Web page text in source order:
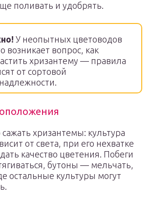
поливать и удобрять.
У неопытных цветоводов
возникает вопрос, как
хризантему — правила
от сортовой
хризантемы: культура
от света, при его нехватке
качество цветения. Побеги
бутоны — мельчать,
остальные культуры могут